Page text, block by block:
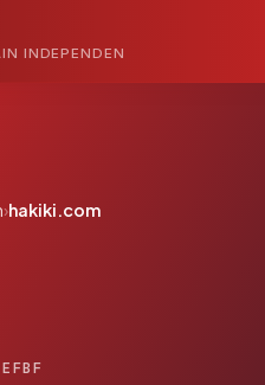
INDEPENDEN
›hakiki.com